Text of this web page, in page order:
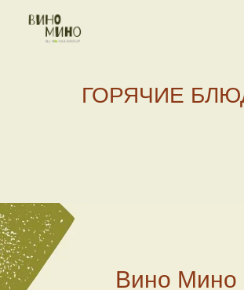
ГОРЯЧИЕ
Вино Мино